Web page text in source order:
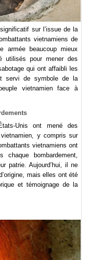
sur l’issue de la
vietnamiens de
armée beaucoup mieux
utilisés pour mener des
qui ont affaibli les
servi de symbole de la
vietnamien face à
Unis ont mené des
y compris sur
vietnamiens ont
bombardement,
patrie. Aujourd’hui, il ne
mais elles ont été
et témoignage de la